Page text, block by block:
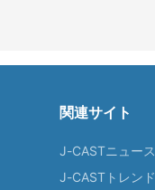
関連サイト
J-CASTニュース
J-CASTトレンド